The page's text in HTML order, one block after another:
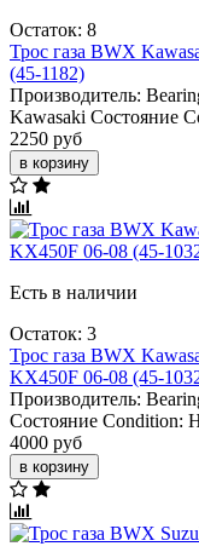
Остаток: 8
Трос газа BWX
(45-1182)
Производитель:
Kawasaki Состояние
2250 руб
в корзину
Есть в наличии
Остаток: 3
Трос газа BWX
KX450F 06-08 (45-
Производитель:
Состояние Condition:
4000 руб
в корзину